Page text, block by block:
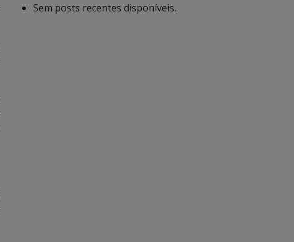
Sem posts recentes disponíveis.